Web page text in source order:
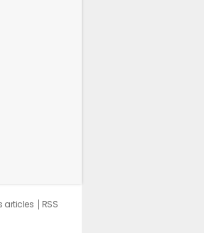
articles
RSS